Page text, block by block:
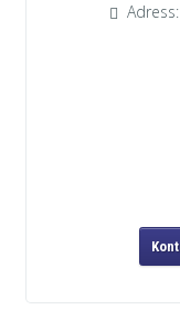
Adress: